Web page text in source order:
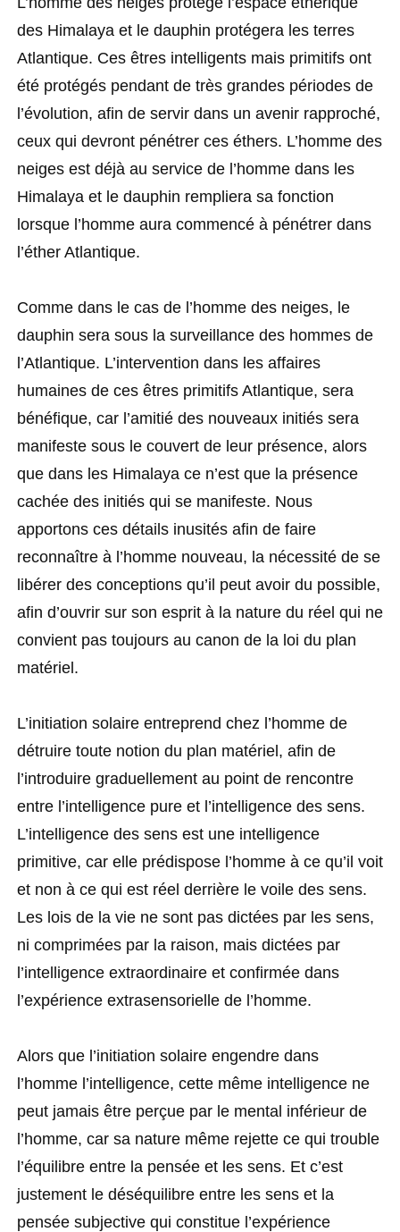
des Himalaya et le dauphin protégera les terres
Atlantique. Ces êtres intelligents mais primitifs ont
été protégés pendant de très grandes périodes de
l’évolution, afin de servir dans un avenir rapproché,
ceux qui devront pénétrer ces éthers. L’homme des
neiges est déjà au service de l’homme dans les
Himalaya et le dauphin rempliera sa fonction
lorsque l’homme aura commencé à pénétrer dans
l’éther Atlantique.
Comme dans le cas de l’homme des neiges, le
dauphin sera sous la surveillance des hommes de
l’Atlantique. L’intervention dans les affaires
humaines de ces êtres primitifs Atlantique, sera
bénéfique, car l’amitié des nouveaux initiés sera
manifeste sous le couvert de leur présence, alors
que dans les Himalaya ce n’est que la présence
cachée des initiés qui se manifeste. Nous
apportons ces détails inusités afin de faire
reconnaître à l’homme nouveau, la nécessité de se
libérer des conceptions qu’il peut avoir du possible,
afin d’ouvrir sur son esprit à la nature du réel qui ne
convient pas toujours au canon de la loi du plan
matériel.
L’initiation solaire entreprend chez l’homme de
détruire toute notion du plan matériel, afin de
l’introduire graduellement au point de rencontre
entre l’intelligence pure et l’intelligence des sens.
L’intelligence des sens est une intelligence
primitive, car elle prédispose l’homme à ce qu’il voit
et non à ce qui est réel derrière le voile des sens.
Les lois de la vie ne sont pas dictées par les sens,
ni comprimées par la raison, mais dictées par
l’intelligence extraordinaire et confirmée dans
l’expérience extrasensorielle de l’homme.
Alors que l’initiation solaire engendre dans
l’homme l’intelligence, cette même intelligence ne
peut jamais être perçue par le mental inférieur de
l’homme, car sa nature même rejette ce qui trouble
l’équilibre entre la pensée et les sens. Et c’est
justement le déséquilibre entre les sens et la
pensée subjective qui constitue l’expérience